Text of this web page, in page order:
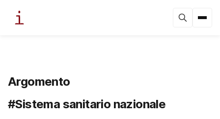
Argomento
#Sistema sanitario nazionale